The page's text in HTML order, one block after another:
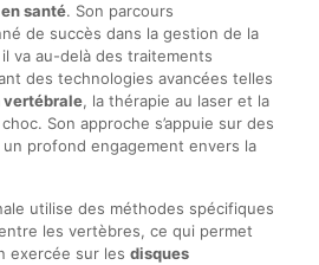
santé. Son parcours
de succès dans la gestion de la
va au-delà des traitements
des technologies avancées telles
vertébrale, la thérapie au laser et la
Son approche s’appuie sur des
profond engagement envers la
utilise des méthodes spécifiques
les vertèbres, ce qui permet
exercée sur les disques